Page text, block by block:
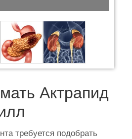
Актрапид
требуется подобрать